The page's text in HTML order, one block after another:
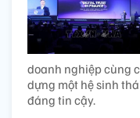
doanh nghiệp cùng
dựng một hệ sinh
đáng tin cậy.